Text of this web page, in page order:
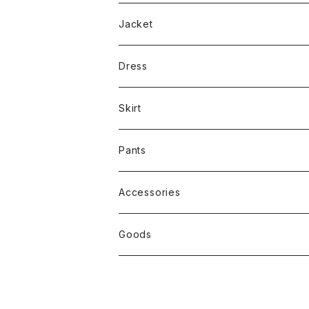
Tee
Jacket
Dress
Skirt
Pants
Accessories
Goods